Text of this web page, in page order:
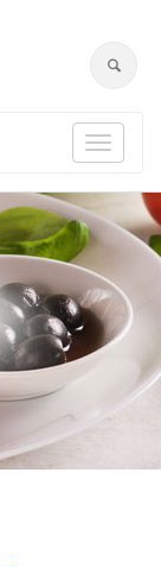
Toggle